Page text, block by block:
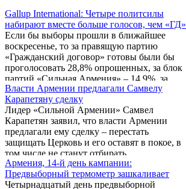
Gallup International: Четыре политсилы
набирают вместе больше голосов, чем «ГД»
Если бы выборы прошли в ближайшее
воскресенье, то за правящую партию
«Гражданский договор» готовы были бы
проголосовать 28,8% опрошенных, за блок
партий «Сильная Армения» – 14,9%, за
блок партий «Армения» – 12,1%, за партию
«Процветающая Армения» – 8,7%, за
партию «Крылья единства» – 5,8%. Об этом
на встрече с журналистами 22 мая заявил
глава армянского представительства Gallup
International Association Арам Навасардян,
представляя данные опроса.
Власти Армении предлагали Самвелу
Карапетяну сделку
Лидер «Сильной Армении» Самвел
Карапетян заявил, что власти Армении
предлагали ему сделку – перестать
защищать Церковь и его оставят в покое, в
том числе не станут отбирать
«Электросети». Об этом он сказал в
пятницу на встрече с руководителями СМИ.
Армения, 14-й день кампании:
Предвыборный термометр зашкаливает
Четырнадцатый день предвыборной